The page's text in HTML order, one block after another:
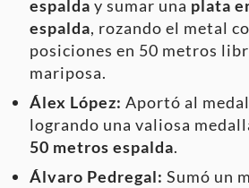
espalda y sumar una plata
espalda, rozando el metal
posiciones en 50 metros
mariposa.
Álex López: Aportó al
logrando una valiosa
50 metros espalda.
Álvaro Pedregal: Sumó un